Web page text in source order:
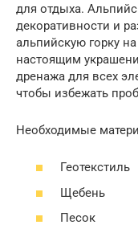
для отдыха.
декоративности и
альпийскую горку
настоящим
дренажа для всех
чтобы избежать
Необходимые
Геотекстиль
Щебень
Песок